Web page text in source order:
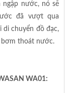
ngập nước, nó sẽ
đã vượt qua
chuyển đồ đạc,
bơm thoát nước.
WA01: